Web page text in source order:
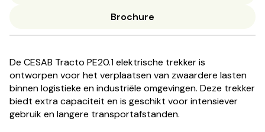
Brochure
De CESAB Tracto PE20.1 elektrische trekker is
ontworpen voor het verplaatsen van zwaardere lasten
binnen logistieke en industriële omgevingen. Deze trekker
biedt extra capaciteit en is geschikt voor intensiever
gebruik en langere transportafstanden.